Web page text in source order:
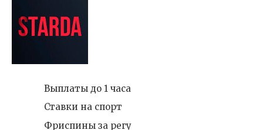
Выплаты до 1 часа
Ставки на спорт
Фриспины за регу